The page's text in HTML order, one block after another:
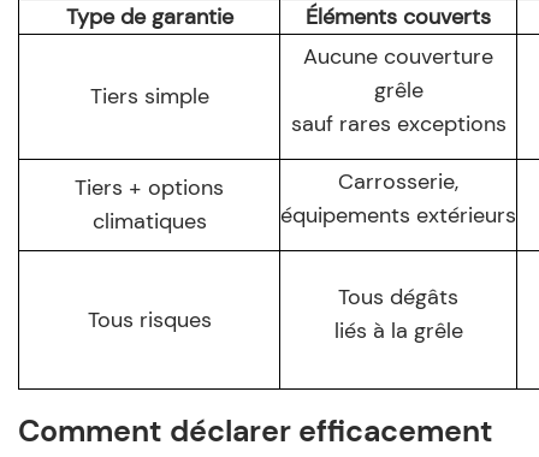
Type de garantie
Éléments couverts
Tiers simple
Aucune couverture
grêle
sauf rares exceptions
Tiers + options
climatiques
Carrosserie,
équipements extérieurs
Tous risques
Tous dégâts
liés à la grêle
Comment déclarer efficacement